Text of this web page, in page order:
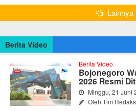
Lainnya
Berita Video
Berita Video
Bojonegoro
2026 Resmi
Minggu, 21 Juni
Oleh Tim